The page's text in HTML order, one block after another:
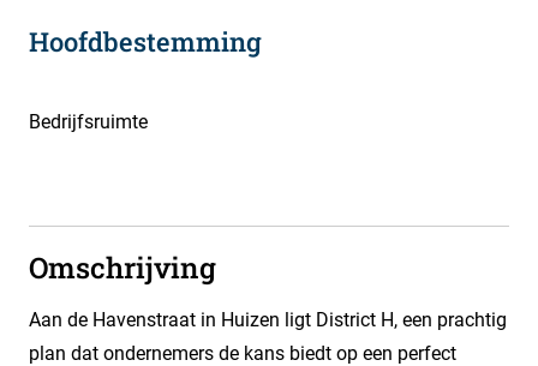
Hoofdbestemming
Bedrijfsruimte
Omschrijving
Aan de Havenstraat in Huizen ligt District H, een prachtig
plan dat ondernemers de kans biedt op een perfect